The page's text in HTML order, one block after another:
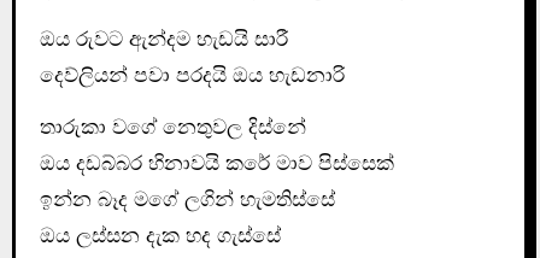
ඔය රුවට ඇන්දම හැඩයි සාරී
දෙව්ලියන් පවා පරදයි ඔය හැඩනාරි
තාරුකා වගේ නෙතුවල දිස්නේ
ඔය දඩබ්බර හිනාවයි කරේ මාව පිස්සෙක්
ඉන්න බෑද මගේ ලගින් හැමතිස්සේ
ඔය ලස්සන දැක හද ගැස්සේ